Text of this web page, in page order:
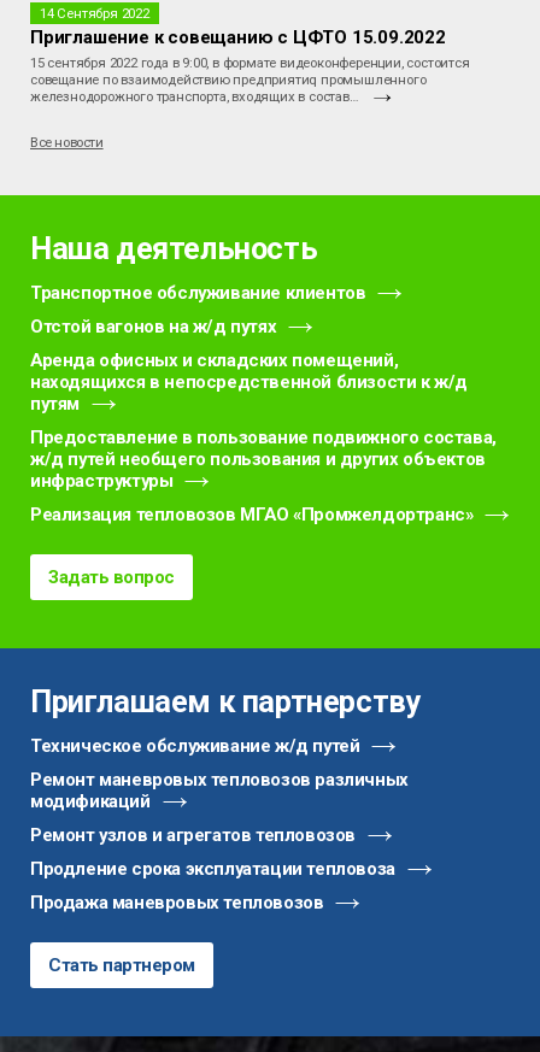
14 Сентября 2022
Приглашение к совещанию с ЦФТО 15.09.2022
15 сентября 2022 года в 9:00, в формате видеоконференции, состоится
совещание по взаимодействию предприятиq промышленного
железнодорожного транспорта, входящих в состав…
Все новости
Наша деятельность
Транспортное обслуживание клиентов
Отстой вагонов на ж/д путях
Аренда офисных и складских помещений,
находящихся в непосредственной близости к ж/д
путям
Предоставление в пользование подвижного состава,
ж/д путей необщего пользования и других объектов
инфраструктуры
Реализация тепловозов МГАО «Промжелдортранс»
Задать вопрос
Приглашаем к партнерству
Техническое обслуживание ж/д путей
Ремонт маневровых тепловозов различных
модификаций
Ремонт узлов и агрегатов тепловозов
Продление срока эксплуатации тепловоза
Продажа маневровых тепловозов
Стать партнером